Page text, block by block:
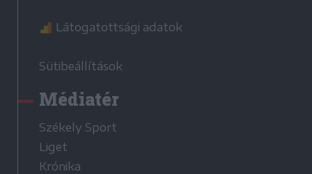
Látogatottsági adatok
Sütibeállítások
Médiatér
Székely Sport
Liget
Krónika